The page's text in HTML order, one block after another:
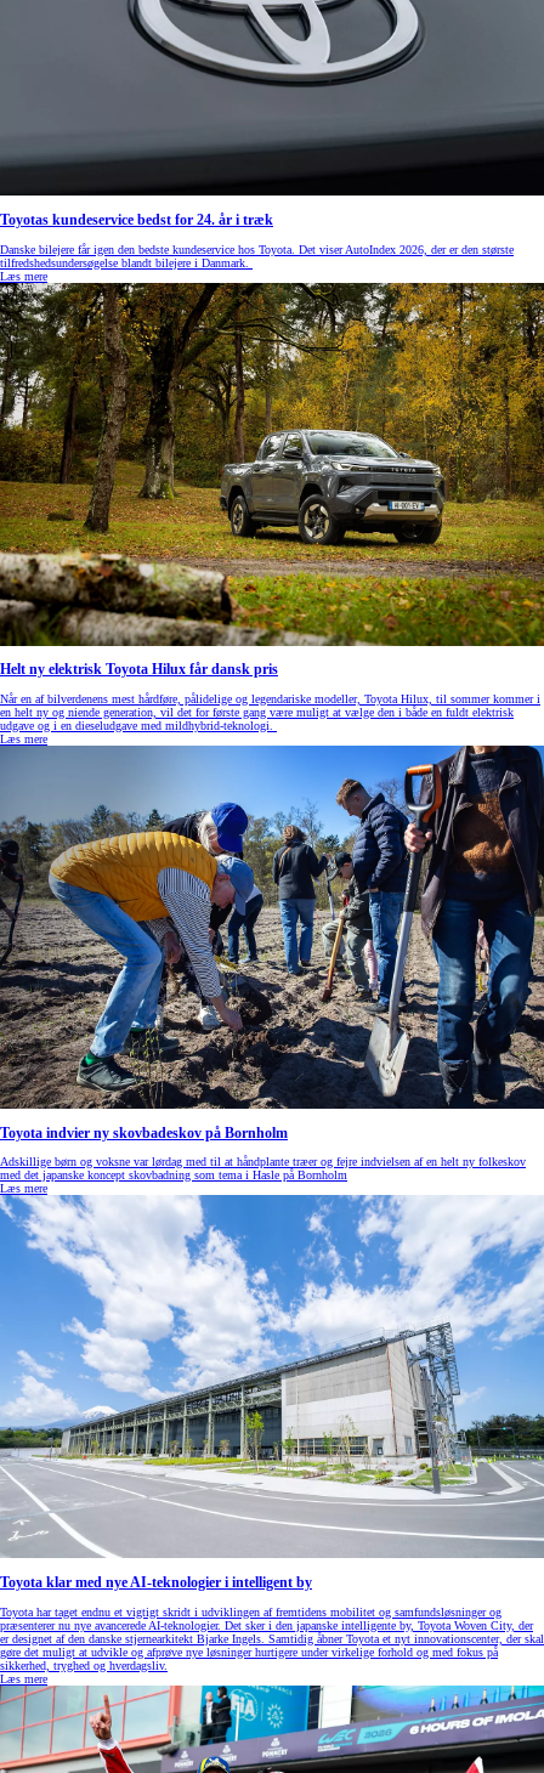
Toyotas kundeservice bedst for 24. år i træk
Danske bilejere får igen den bedste kundeservice hos Toyota. Det viser AutoIndex 2026, der er den største
tilfredshedsundersøgelse blandt bilejere i Danmark.
Læs mere
Helt ny elektrisk Toyota Hilux får dansk pris
Når en af bilverdenens mest hårdføre, pålidelige og legendariske modeller, Toyota Hilux, til sommer kommer i
en helt ny og niende generation, vil det for første gang være muligt at vælge den i både en fuldt elektrisk
udgave og i en dieseludgave med mildhybrid-teknologi.
Læs mere
Toyota indvier ny skovbadeskov på Bornholm
Adskillige børn og voksne var lørdag med til at håndplante træer og fejre indvielsen af en helt ny folkeskov
med det japanske koncept skovbadning som tema i Hasle på Bornholm
Læs mere
Toyota klar med nye AI-teknologier i intelligent by
Toyota har taget endnu et vigtigt skridt i udviklingen af fremtidens mobilitet og samfundsløsninger og
præsenterer nu nye avancerede AI-teknologier. Det sker i den japanske intelligente by, Toyota Woven City, der
er designet af den danske stjernearkitekt Bjarke Ingels. Samtidig åbner Toyota et nyt innovationscenter, der skal
gøre det muligt at udvikle og afprøve nye løsninger hurtigere under virkelige forhold og med fokus på
sikkerhed, tryghed og hverdagsliv.
Læs mere